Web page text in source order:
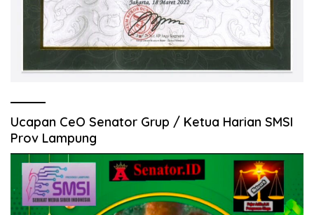
Ucapan CeO Senator Grup / Ketua Harian SMSI
Prov Lampung